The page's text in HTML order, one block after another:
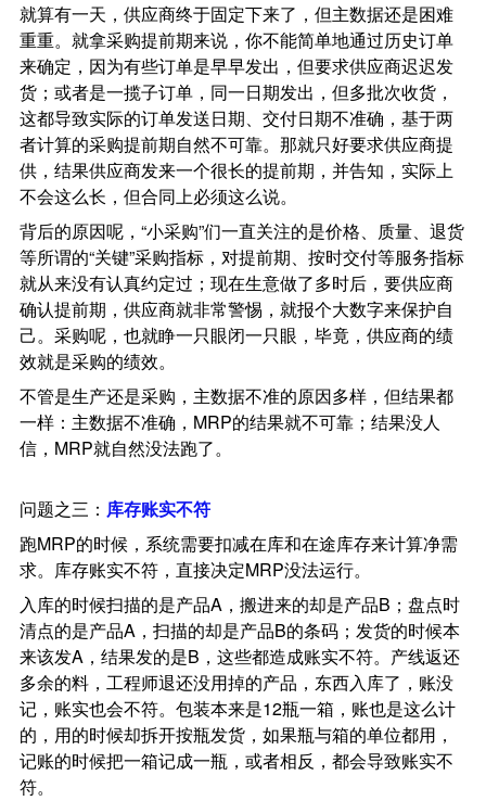
就算有一天，供应商终于固定下来了，但主数据还是困难
重重。就拿采购提前期来说，你不能简单地通过历史订单
来确定，因为有些订单是早早发出，但要求供应商迟迟发
货；或者是一揽子订单，同一日期发出，但多批次收货，
这都导致实际的订单发送日期、交付日期不准确，基于两
者计算的采购提前期自然不可靠。那就只好要求供应商提
供，结果供应商发来一个很长的提前期，并告知，实际上
不会这么长，但合同上必须这么说。
背后的原因呢，“小采购”们一直关注的是价格、质量、退货
等所谓的“关键”采购指标，对提前期、按时交付等服务指标
就从来没有认真约定过；现在生意做了多时后，要供应商
确认提前期，供应商就非常警惕，就报个大数字来保护自
己。采购呢，也就睁一只眼闭一只眼，毕竟，供应商的绩
效就是采购的绩效。
不管是生产还是采购，主数据不准的原因多样，但结果都
一样：主数据不准确，MRP的结果就不可靠；结果没人
信，MRP就自然没法跑了。
问题之三： 库存账实不符
跑MRP的时候，系统需要扣减在库和在途库存来计算净需
求。库存账实不符，直接决定MRP没法运行。
入库的时候扫描的是产品A，搬进来的却是产品B；盘点时
清点的是产品A，扫描的却是产品B的条码；发货的时候本
来该发A，结果发的是B，这些都造成账实不符。产线返还
多余的料，工程师退还没用掉的产品，东西入库了，账没
记，账实也会不符。包装本来是12瓶一箱，账也是这么计
的，用的时候却拆开按瓶发货，如果瓶与箱的单位都用，
记账的时候把一箱记成一瓶，或者相反，都会导致账实不
符。